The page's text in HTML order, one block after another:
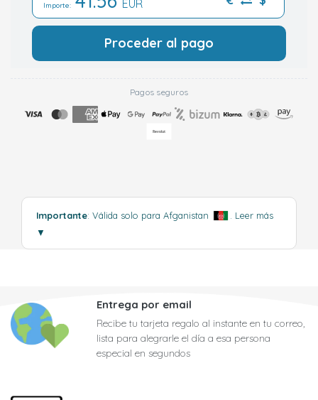
Importe: EUR
Proceder al pago
Pagos seguros
Importante: Válida solo para Afganistan
Leer más
▼
Entrega por email
Recibe tu tarjeta regalo al instante en tu correo,
lista para alegrarle el día a esa persona
especial en segundos